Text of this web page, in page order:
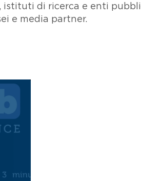
di ricerca e enti
e media partner.